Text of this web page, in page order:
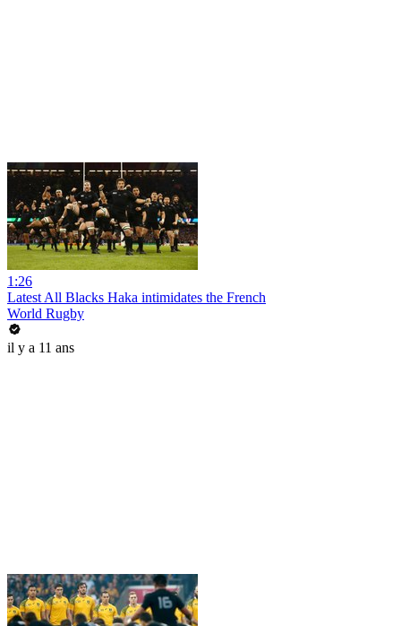
1:26
Latest All Blacks Haka intimidates the French
World Rugby
il y a 11 ans